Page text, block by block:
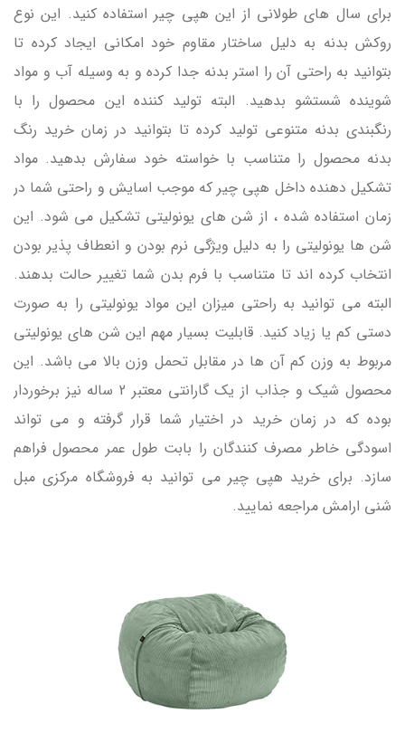
برای سال های طولانی از این هپی چیر استفاده کنید. این نوع
روکش بدنه به دلیل ساختار مقاوم خود امکانی ایجاد کرده تا
بتوانید به راحتی آن را استر بدنه جدا کرده و به وسیله آب و مواد
شوینده شستشو بدهید. البته تولید کننده این محصول را با
رنگبندی بدنه متنوعی تولید کرده تا بتوانید در زمان خرید رنگ
بدنه محصول را متناسب با خواسته خود سفارش بدهید. مواد
تشکیل دهنده داخل هپی چیر که موجب اسایش و راحتی شما در
زمان استفاده شده ، از شن های یونولیتی تشکیل می شود. این
شن ها یونولیتی را به دلیل ویژگی نرم بودن و انعطاف پذیر بودن
انتخاب کرده اند تا متناسب با فرم بدن شما تغییر حالت بدهند.
البته می توانید به راحتی میزان این مواد یونولیتی را به صورت
دستی کم یا زیاد کنید. قابلیت بسیار مهم این شن های یونولیتی
مربوط به وزن کم آن ها در مقابل تحمل وزن بالا می باشد. این
محصول شیک و جذاب از یک گارانتی معتبر 2 ساله نیز برخوردار
بوده که در زمان خرید در اختیار شما قرار گرفته و می تواند
اسودگی خاطر مصرف کنندگان را بابت طول عمر محصول فراهم
سازد. برای خرید هپی چیر می توانید به فروشگاه مرکزی مبل
شنی ارامش مراجعه نمایید.